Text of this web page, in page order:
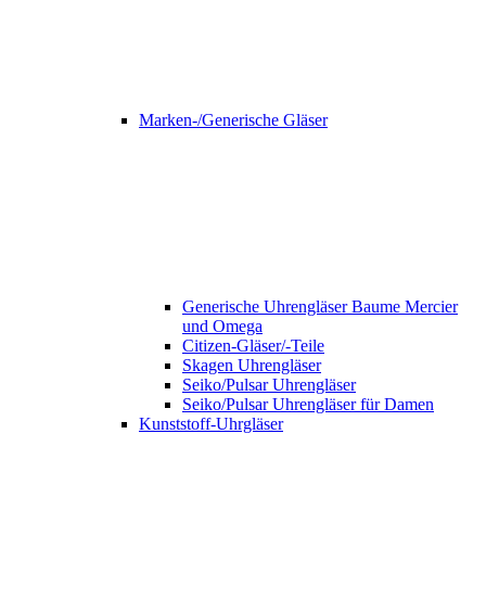
Marken-/Generische Gläser
Generische Uhrengläser Baume Mercier
und Omega
Citizen-Gläser/-Teile
Skagen Uhrengläser
Seiko/Pulsar Uhrengläser
Seiko/Pulsar Uhrengläser für Damen
Kunststoff-Uhrgläser